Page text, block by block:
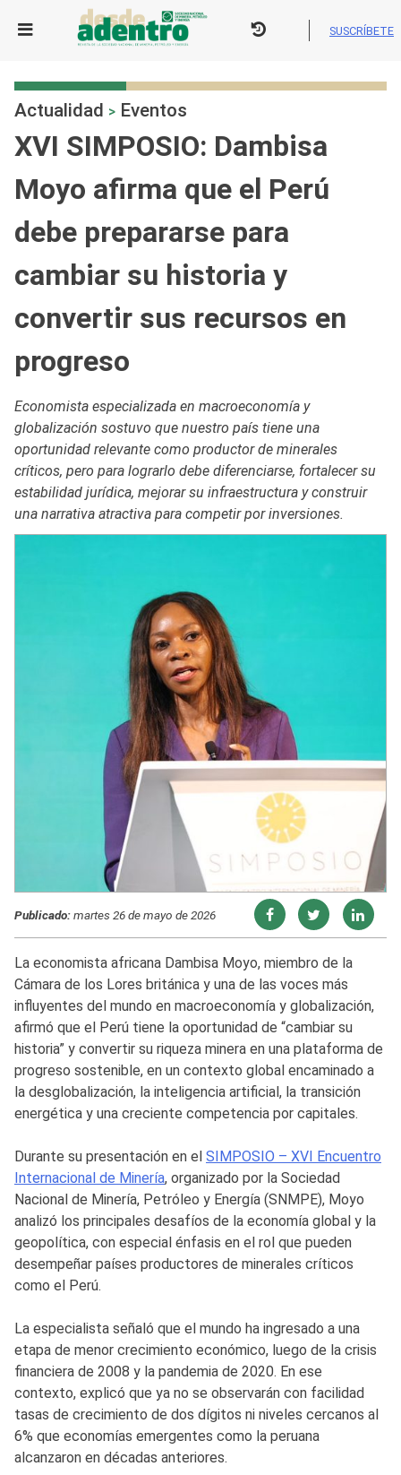
SUSCRÍBETE
Actualidad > Eventos
XVI SIMPOSIO: Dambisa
Moyo afirma que el Perú
debe prepararse para
cambiar su historia y
convertir sus recursos en
progreso
Economista especializada en macroeconomía y
globalización sostuvo que nuestro país tiene una
oportunidad relevante como productor de minerales
críticos, pero para lograrlo debe diferenciarse, fortalecer su
estabilidad jurídica, mejorar su infraestructura y construir
una narrativa atractiva para competir por inversiones.
Publicado:martes 26 de mayo de 2026
La economista africana Dambisa Moyo, miembro de la
Cámara de los Lores británica y una de las voces más
influyentes del mundo en macroeconomía y globalización,
afirmó que el Perú tiene la oportunidad de “cambiar su
historia” y convertir su riqueza minera en una plataforma de
progreso sostenible, en un contexto global encaminado a
la desglobalización, la inteligencia artificial, la transición
energética y una creciente competencia por capitales.
Durante su presentación en el SIMPOSIO – XVI Encuentro
Internacional de Minería, organizado por la Sociedad
Nacional de Minería, Petróleo y Energía (SNMPE), Moyo
analizó los principales desafíos de la economía global y la
geopolítica, con especial énfasis en el rol que pueden
desempeñar países productores de minerales críticos
como el Perú.
La especialista señaló que el mundo ha ingresado a una
etapa de menor crecimiento económico, luego de la crisis
financiera de 2008 y la pandemia de 2020. En ese
contexto, explicó que ya no se observarán con facilidad
tasas de crecimiento de dos dígitos ni niveles cercanos al
6% que economías emergentes como la peruana
alcanzaron en décadas anteriores.